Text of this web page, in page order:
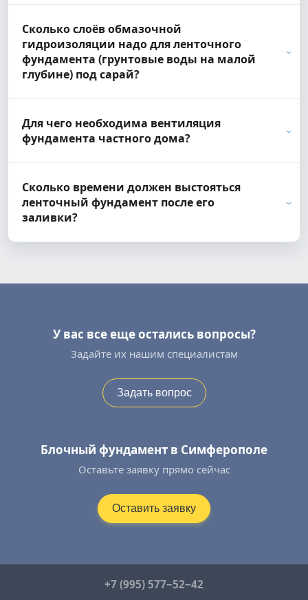
Сколько слоёв обмазочной
гидроизоляции надо для ленточного
фундамента (грунтовые воды на малой
глубине) под сарай?
Для чего необходима вентиляция
фундамента частного дома?
Сколько времени должен выстояться
ленточный фундамент после его
заливки?
У вас все еще остались вопросы?
Задайте их нашим специалистам
Задать вопрос
Блочный фундамент в Симферополе
Оставьте заявку прямо сейчас
Оставить заявку
+7 (995) 577−52−42